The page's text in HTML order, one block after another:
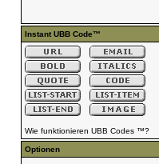
Instant UBB Code™
Wie funktionieren UBB Codes ™?
Optionen